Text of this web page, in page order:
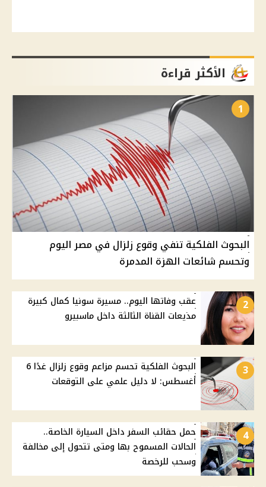
الأكثر قراءة
1
البحوث الفلكية تنفي وقوع زلزال في مصر اليوم
وتحسم شائعات الهزة المدمرة
2
عقب وفاتها اليوم.. مسيرة سونيا كمال كبيرة
مذيعات القناة الثالثة داخل ماسبيرو
3
البحوث الفلكية تحسم مزاعم وقوع زلزال غدًا 6
أغسطس: لا دليل علمي على التوقعات
4
حمل حقائب السفر داخل السيارة الخاصة..
الحالات المسموح بها ومتى تتحول إلى مخالفة
وسحب للرخصة